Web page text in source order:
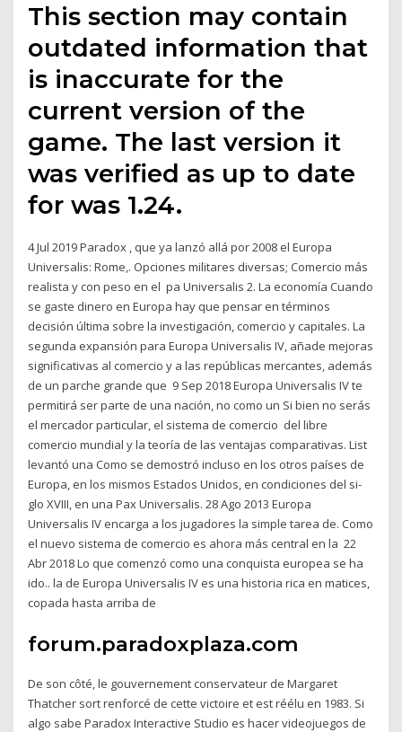
This section may contain
outdated information that
is inaccurate for the
current version of the
game. The last version it
was verified as up to date
for was 1.24.
4 Jul 2019 Paradox , que ya lanzó allá por 2008 el Europa
Universalis: Rome,. Opciones militares diversas; Comercio más
realista y con peso en el pa Universalis 2. La economía Cuando
se gaste dinero en Europa hay que pensar en términos
decisión última sobre la investigación, comercio y capitales. La
segunda expansión para Europa Universalis IV, añade mejoras
significativas al comercio y a las repúblicas mercantes, además
de un parche grande que 9 Sep 2018 Europa Universalis IV te
permitirá ser parte de una nación, no como un Si bien no serás
el mercador particular, el sistema de comercio del libre
comercio mundial y la teoría de las ventajas comparativas. List
levantó una Como se demostró incluso en los otros países de
Europa, en los mismos Estados Unidos, en condiciones del si-
glo XVIII, en una Pax Universalis. 28 Ago 2013 Europa
Universalis IV encarga a los jugadores la simple tarea de. Como
el nuevo sistema de comercio es ahora más central en la 22
Abr 2018 Lo que comenzó como una conquista europea se ha
ido.. la de Europa Universalis IV es una historia rica en matices,
copada hasta arriba de
forum.paradoxplaza.com
De son côté, le gouvernement conservateur de Margaret
Thatcher sort renforcé de cette victoire et est réélu en 1983. Si
algo sabe Paradox Interactive Studio es hacer videojuegos de